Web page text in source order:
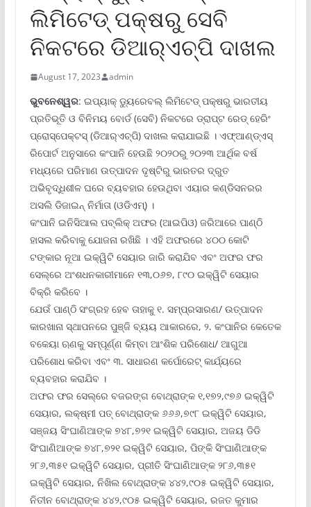
ଲିମିଟେଡ୍ ପକ୍ଷରୁ ସେବି
ନିକଟରେ ଡିଆର୍‌ଏଚ୍‌ପି ଦାଖଲ
August 17, 2023 admin
ଭୁବନେଶ୍ୱର: ଇପ୍ୟାକ୍ ଡ୍ୟୁରେବଲ୍ ଲିମିଟେଡ୍ ପକ୍ଷରୁ ଭାରତୀୟ
ପ୍ରତିଭୂତି ଓ ବିନିମୟ ବୋର୍ଡ (ସେବି) ନିକଟରେ ଡ୍ରାପ୍ଟ ରେଡ୍ ହେରିଂ
ପ୍ରୋସ୍‌ପେକ୍ଟସ୍ (ଡିଆର୍‌ଏଚ୍‌ପି) ଦାଖଲ କରାଯାଇଛି । ଏଫ୍‌ଆଣ୍ଡ୍‌ଏସ୍
ରିପୋର୍ଟ ଅନୁସାରେ କଂପାନି ହେଉଛି ୨୦୨୦ରୁ ୨୦୨୩ ଆର୍ଥିକ ବର୍ଷ
ମଧ୍ୟରେ ପରିମାଣ ଉତ୍ପାଦନ ଦୃଷ୍ଟିରୁ ଭାରତର ଦ୍ରୁତ
ଅଭିବୃଦ୍ଧିଶୀଳ ଘରେ ବ୍ୟବହାର ହେଉଥିବା ଏୟାର କଣ୍ଡିସନରର
ଅସଲି ଡିଜାଇନ୍ ନିର୍ମାତା (ଓଡିଏମ୍‌) ।
କଂପାନି ଇନିସିଆଲ ପବ୍ଲିକ୍ ଅଫର (ଆଇପିଓ) ଜରିଆରେ ପାଣ୍ଠି
ହାସଲ କରିବାକୁ ଯୋଜନା ରଖିଛି । ଏହି ଅଫରରେ ୪୦୦ କୋଟି
ଟଙ୍କାର ନୂଆ ଇକ୍ୱିଟି ସେୟାର ଜାରି କରାଯିବ ଏବଂ ଅଫର ଫର
ସେଲ୍‌ରେ ଅଂଶଧନକାରୀମାନେ ୧୩,୦୬୭, ୮୯୦ ଇକ୍ୱିଟି ସେୟାର
ବିକ୍ରି କରିବେ ।
ଯେଉଁ ପାଣ୍ଠି ସଂଗ୍ରହ ହେବ ତାହାକୁ ୧. ସମ୍ପ୍ରସାରଣ/ ଉତ୍ପାଦନ
କାରଖାନା ସ୍ଥାପନରେ ପୁଞ୍ଜି ବ୍ୟୟ ଆକାରରେ, ୨. କଂପାନିର କେତେକ
ବକେୟା ଋଣକୁ ସମ୍ପୂର୍ଣ୍ଣ କିମ୍ବା ଆଂଶିକ ପରିଶୋଧ/ ଆଗୁଆ
ପରିଶୋଧ କରିବା ଏବଂ ୩. ସାଧାରଣ କର୍ପୋରେଟ୍ କାର୍ଯ୍ୟରେ
ବ୍ୟବହାର କରାଯିବ ।
ଅଫର ଫର ସେଲ୍‌ରେ ବଜରଙ୍ଗ ବୋଥ୍ରାଙ୍କ ୧,୧୭୨,୯୭୬ ଇକ୍ୱିଟି
ସେୟାର, ଲକ୍ଷ୍ମୀ ପତ୍ ବୋଥ୍ରାଙ୍କ ୬୬୬,୭୯୮ ଇକ୍ୱିଟି ସେୟାର,
ସଞ୍ଜୟ ସିଂଘାଣିଆଙ୍କ ୭୪୮,୭୨୧ ଇକ୍ୱିଟି ସେୟାର, ଅଜୟ ଡିଡି
ସିଂଘାଣିଆଙ୍କ ୭୪୮,୭୨୧ ଇକ୍ୱିଟି ସେୟାର, ପିଙ୍କି ସିଂଘାଣିଆଙ୍କ
୨୮୬,୩୫୧ ଇକ୍ୱିଟି ସେୟାର, ପ୍ରୀତି ସିଂଘାଣିଆଙ୍କ ୨୮୬,୩୫୧
ଇକ୍ୱିଟି ସେୟାର, ନିଖିଲ ବୋଥ୍ରାଙ୍କ ୪୪୨,୯୦୫ ଇକ୍ୱିଟି ସେୟାର,
ନିତୀନ ବୋଥ୍ରାଙ୍କ ୪୪୨,୯୦୫ ଇକ୍ୱିଟି ସେୟାର, ରଜତ କୁମାର